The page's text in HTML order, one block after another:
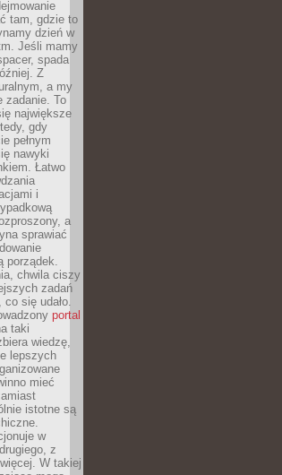
tam, gdzie to
dzień w
Jeśli mamy
spada
Z
a my
zadanie. To
największe
gdy
pełnym
nawyki
Łatwo
i
a
sprawiać
porządek.
chwila ciszy
zadań
się udało.
portal
taki
wiedzę,
lepszych
mieć
istotne są
w
z
W takiej